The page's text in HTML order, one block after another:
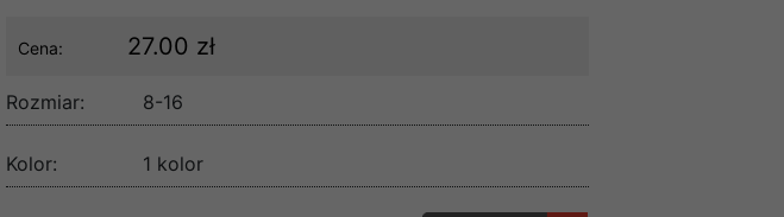
Cena: 27.00 zł
Rozmiar: 8-16
Kolor: 1 kolor